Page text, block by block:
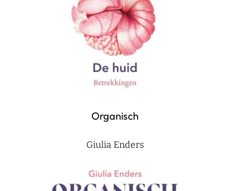
Organisch
Giulia Enders